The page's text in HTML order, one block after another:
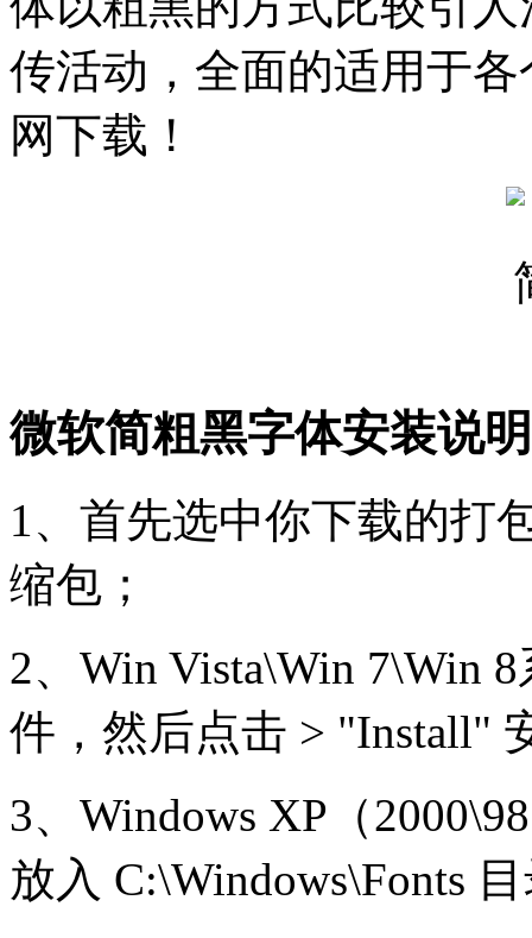
传活动，全面的适用于
网下载！
微软简粗黑字体安装说明
1、首先选中你下载的打
缩包；
2、Win Vista\Win 7\Win
件，然后点击 > "Install"
3、Windows XP（
放入 C:\Windows\Fonts